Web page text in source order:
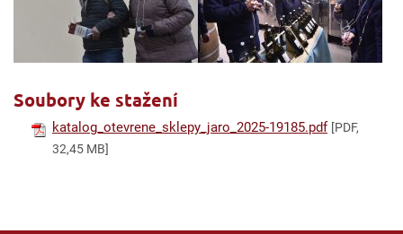
Soubory ke stažení
katalog_otevrene_sklepy_jaro_2025-19185.pdf [PDF,
32,45 MB]